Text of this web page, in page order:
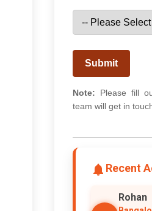
Submit
Note: Please fill
team will get in
Recent
Rohan